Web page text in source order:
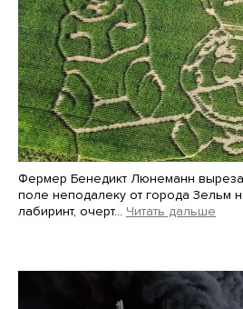
Фермер Бенедикт Люнеманн
поле неподалеку от города Зельм
лабиринт, очерт… Читать дальше